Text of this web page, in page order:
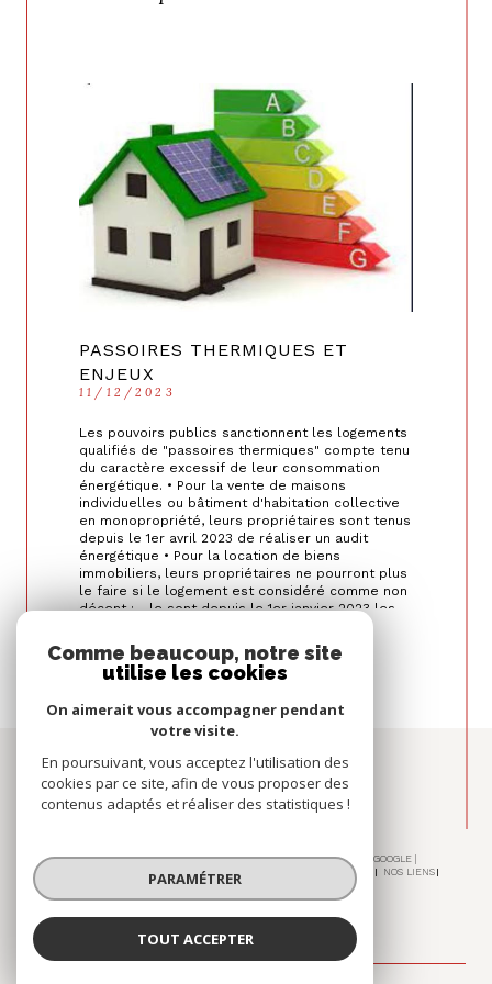
dernière pourrait, quant à elle, être
opérationnelle en février.
PASSOIRES THERMIQUES ET
ENJEUX
11/12/2023
Les pouvoirs publics sanctionnent les logements
qualifiés de "passoires thermiques" compte tenu
du caractère excessif de leur consommation
énergétique. • Pour la vente de maisons
individuelles ou bâtiment d'habitation collective
en monopropriété, leurs propriétaires sont tenus
depuis le 1er avril 2023 de réaliser un audit
énergétique • Pour la location de biens
immobiliers, leurs propriétaires ne pourront plus
le faire si le logement est considéré comme non
décent : - le sont depuis le 1er janvier 2023 les
logements consommant + de 450 kWh d’énergie
finale par m² et par an, - le seront à compter de
2025 pour les logements classés G - le seront à
compter de 2028 pour les logements classés F -
classés E . D’où la necessité de solliciter en
amont les diagnostiqueurs en vue de réaliser un
recensés.
Lire plus
Espace
PROPRIÉTAIRE
se connecter
© 2026 | TOUS DROITS RÉSERVÉS | TRADUCTION POWERED BY GOOGLE |
PLAN DU SITE ADMIN
NOS LIENS
POLITIQUE RGPD
Comme beaucoup, notre site
utilise les cookies
On aimerait vous accompagner pendant
votre visite.
En poursuivant, vous acceptez l'utilisation des
cookies par ce site, afin de vous proposer des
contenus adaptés et réaliser des statistiques !
PARAMÉTRER
TOUT ACCEPTER